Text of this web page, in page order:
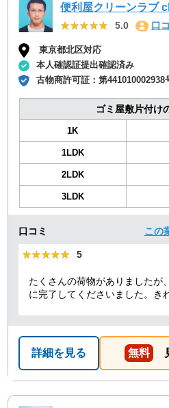
便利屋クリーンラブ
★★★★★
★★★★★ 5.0 口
東京都北区対応
本人確認証提出確認済み
古物商許可証：第441010002938
ゴミ屋敷片付け
1K
1LDK
2LDK
3LDK
口コミ この
★★★★★
★★★★★ 5
たくさんの荷物がありましたが
に完了してくださいました。き
ありがとうございました。作
詳細を見る 無料